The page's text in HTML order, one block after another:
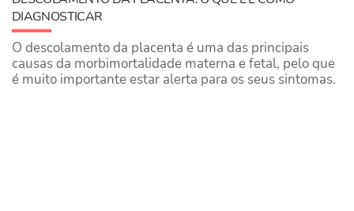
DIAGNOSTICAR
O descolamento da placenta é uma das principais
causas da morbimortalidade materna e fetal, pelo que
é muito importante estar alerta para os seus sintomas.